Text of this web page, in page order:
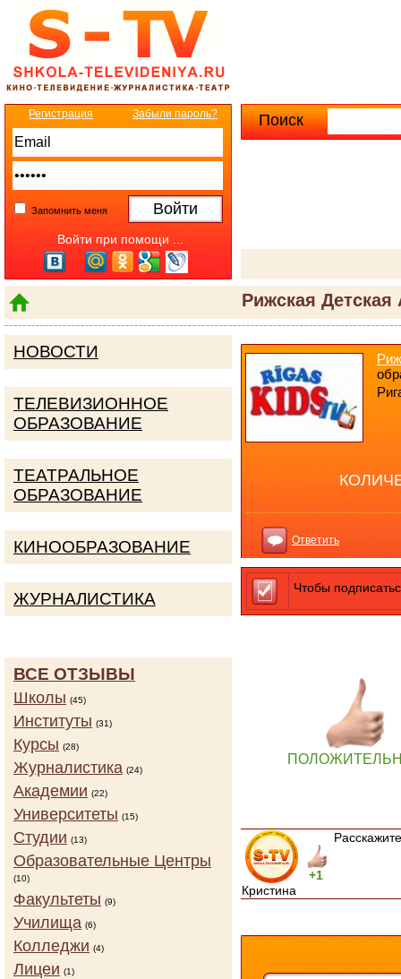
Поиск
Рижская
Регистрация Забыли пароль?
Запомнить меня
Войти при помощи ...
Ответить
Чтобы
Кристина
+1
НОВОСТИ
ТЕЛЕВИЗИОННОЕ
ОБРАЗОВАНИЕ
ТЕАТРАЛЬНОЕ
ОБРАЗОВАНИЕ
КИНООБРАЗОВАНИЕ
ЖУРНАЛИСТИКА
ВСЕ ОТЗЫВЫ
Школы (45)
Институты (31)
Курсы (28)
Журналистика (24)
Академии (22)
Университеты (15)
Студии (13)
Образовательные Центры
(10)
Факультеты (9)
Училища (6)
Колледжи (4)
Лицеи (1)